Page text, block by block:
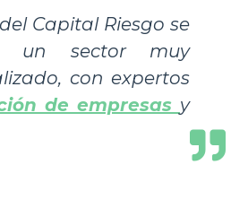
Capital Riesgo se
un sector muy
con expertos
de empresas y